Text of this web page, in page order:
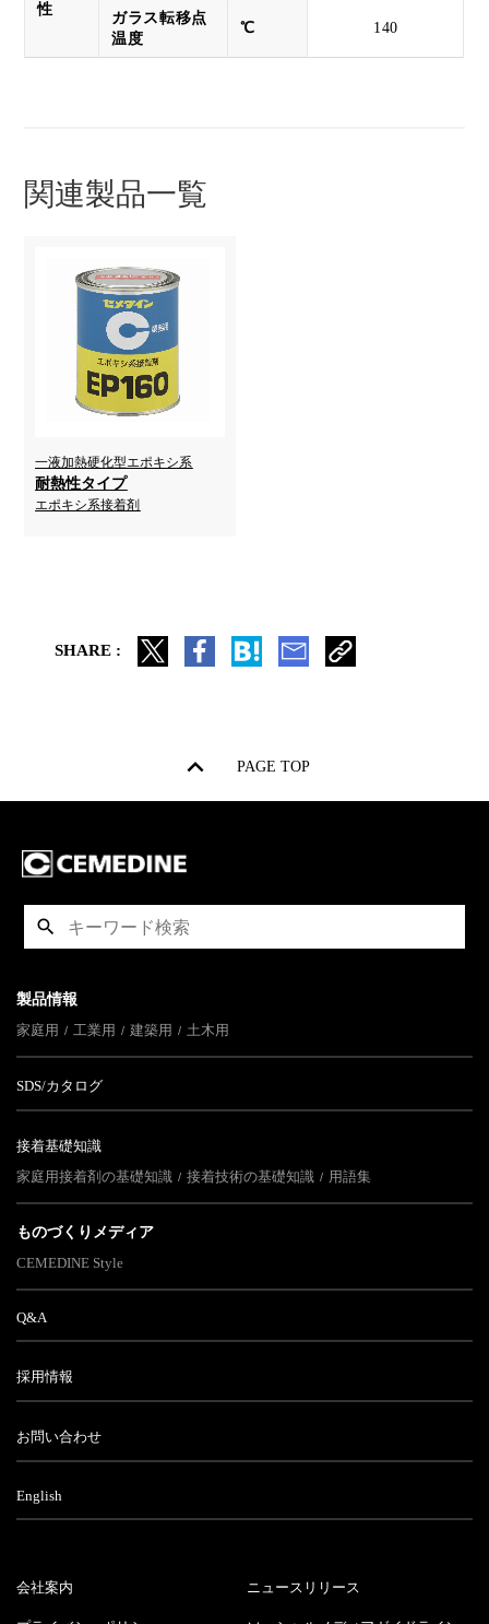
性
ガラス転移点
温度
℃ 140
関連製品一覧
一液加熱硬化型エポキシ系
耐熱性タイプ
エポキシ系接着剤
SHARE :
PAGE TOP
製品情報
家庭用
工業用 建築用 土木用
SDS/カタログ
接着基礎知識
家庭用接着剤の基礎知識
接着技術の基礎知識 用語集
ものづくりメディア
CEMEDINE Style
Q&A
採用情報
お問い合わせ
English
会社案内 ニュースリリース